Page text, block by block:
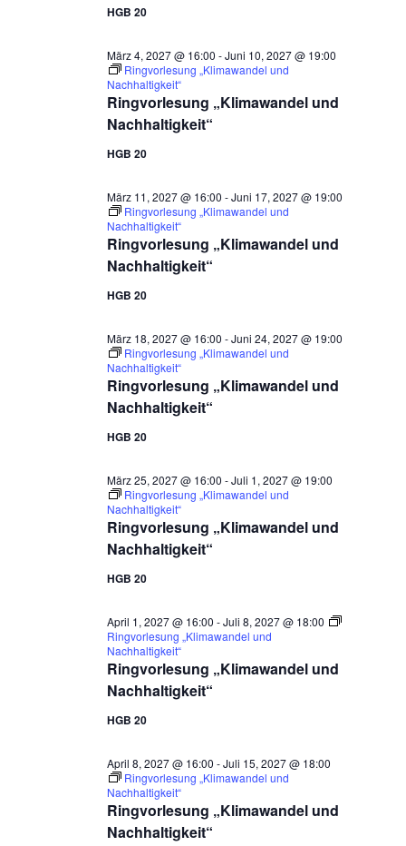
HGB 20
Ringvorlesung „Klimawandel und
Nachhaltigkeit“
März 4, 2027 @ 16:00 -Juni 10, 2027 @ 19:00
Ringvorlesung „Klimawandel und
Nachhaltigkeit“
HGB 20
Ringvorlesung „Klimawandel und
Nachhaltigkeit“
März 11, 2027 @ 16:00 -Juni 17, 2027 @ 19:00
Ringvorlesung „Klimawandel und
Nachhaltigkeit“
HGB 20
Ringvorlesung „Klimawandel und
Nachhaltigkeit“
März 18, 2027 @ 16:00 -Juni 24, 2027 @ 19:00
Ringvorlesung „Klimawandel und
Nachhaltigkeit“
HGB 20
Ringvorlesung „Klimawandel und
Nachhaltigkeit“
März 25, 2027 @ 16:00 -Juli 1, 2027 @ 19:00
Ringvorlesung „Klimawandel und
Nachhaltigkeit“
HGB 20
Ringvorlesung „Klimawandel und
Nachhaltigkeit“
April 1, 2027 @ 16:00 -Juli 8, 2027 @ 18:00
Ringvorlesung „Klimawandel und
Nachhaltigkeit“
HGB 20
Ringvorlesung „Klimawandel und
Nachhaltigkeit“
April 8, 2027 @ 16:00 -Juli 15, 2027 @ 18:00
Ringvorlesung „Klimawandel und
Nachhaltigkeit“